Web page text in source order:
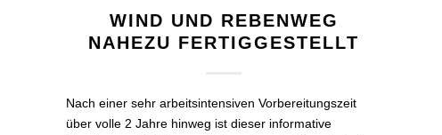
WIND UND REBENWEG
NAHEZU FERTIGGESTELLT
Nach einer sehr arbeitsintensiven Vorbereitungszeit
über volle 2 Jahre hinweg ist dieser informative